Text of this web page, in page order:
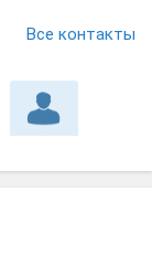
Все контакты